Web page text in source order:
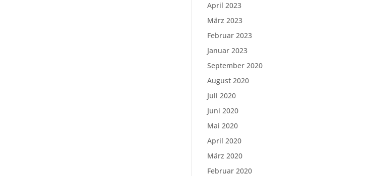
April 2023
März 2023
Februar 2023
Januar 2023
September 2020
August 2020
Juli 2020
Juni 2020
Mai 2020
April 2020
März 2020
Februar 2020